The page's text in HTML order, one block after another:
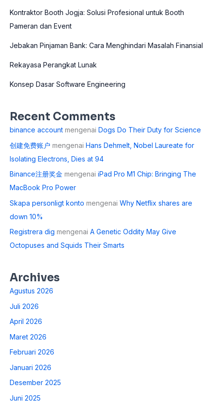
Kontraktor Booth Jogja: Solusi Profesional untuk Booth
Pameran dan Event
Jebakan Pinjaman Bank: Cara Menghindari Masalah Finansial
Rekayasa Perangkat Lunak
Konsep Dasar Software Engineering
Recent Comments
binance account mengenai Dogs Do Their Duty for Science
创建免费账户 mengenai Hans Dehmelt, Nobel Laureate for
Isolating Electrons, Dies at 94
Binance注册奖金 mengenai iPad Pro M1 Chip: Bringing The
MacBook Pro Power
Skapa personligt konto mengenai Why Netflix shares are
down 10%
Registrera dig mengenai A Genetic Oddity May Give
Octopuses and Squids Their Smarts
Archives
Agustus 2026
Juli 2026
April 2026
Maret 2026
Februari 2026
Januari 2026
Desember 2025
Juni 2025